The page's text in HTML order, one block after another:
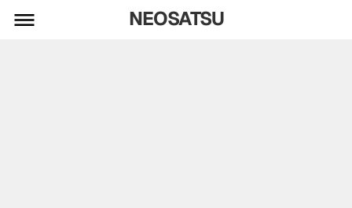
NEOSATSU